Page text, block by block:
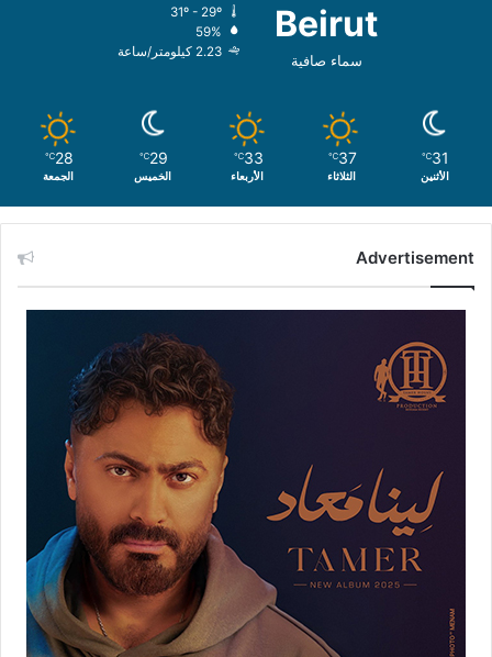
Beirut
سماء صافية
59%
2.23 كيلومتر/ساعة
31
℃
الأثنين
37
℃
الثلاثاء
33
℃
الأربعاء
29
℃
الخميس
28
℃
الجمعة
Advertisement